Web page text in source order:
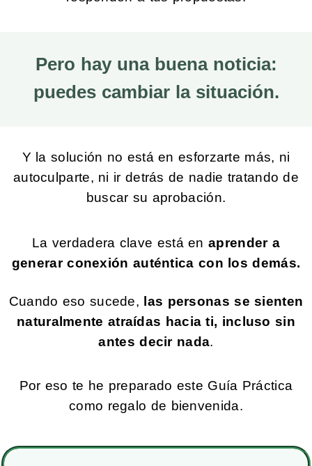
Pero hay una buena noticia:
puedes cambiar la situación.
Y la solución no está en esforzarte más, ni
autoculparte, ni ir detrás de nadie tratando de
buscar su aprobación.
La verdadera clave está enaprender a
generar conexión auténtica con los demás.
Cuando eso sucede,
las personas se sienten
naturalmente atraídas hacia ti, incluso sin
antes decir nada.
Por eso te he preparado este Guía Práctica
como regalo de bienvenida.